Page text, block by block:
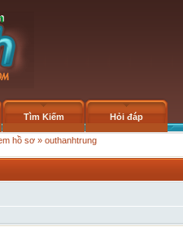
Tìm Kiếm Hỏi đáp
hồ sơ » outhanhtrung